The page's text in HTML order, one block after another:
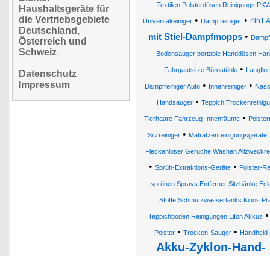
Haushaltsgeräte für
die Vertriebsgebiete
Deutschland,
Österreich und
Schweiz
Datenschutz
Impressum
Textilien Polsterdüsen Reinigungs
Universalreiniger• Dampfreiniger• 4in1
mit Stiel-Dampfmopps•
Bodensauger portable Handdüsen
Fahrgastsitze Bürostühle•
Dampfreiniger Auto • Innenreiniger •
Handsauger• Teppich
Tierhaare Fahrzeug-Innenräume •
Sitzreiniger • Matratzenreinigungsgeräte
Fleckenlöser Gerüche Washen
• Sprüh-Extraktions-Geräte• Polster-
sprühen Sprays Entferner Sitzbänke
Stoffe Schmutzwassertanks Kinos
Teppichböden Reinigungen LiIon Akkus
Polster • Trocken-Sauger • Handheld
Akku-Zyklon-